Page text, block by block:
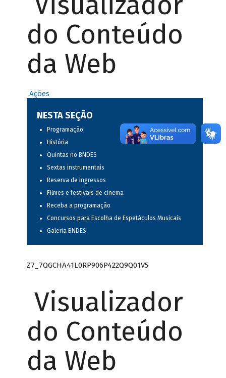
do Conteúdo
da Web
Ações
NESTA SEÇÃO
Programação
História
Quintas no BNDES
Sextas instrumentais
Reserva de ingressos
Filmes e festivais de cinema
Receba a programação
Concursos para Escolha de Espetáculos Musicais
Galeria BNDES
Z7_7QGCHA41L0RP906P422Q9Q01V5
Visualizador
do Conteúdo
da Web